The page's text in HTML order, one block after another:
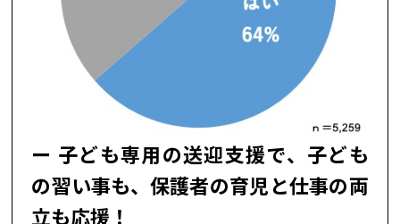
子ども専用の送迎支援で、子ども
の習い事も、保護者の育児と仕事の両
立も応援！